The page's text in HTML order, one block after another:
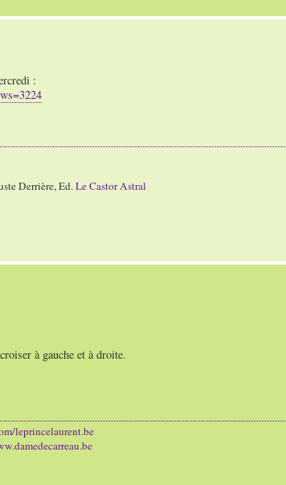
:
Derrière, Ed.Le Castor Astral
à gauche et à droite.
leprincelaurent.be